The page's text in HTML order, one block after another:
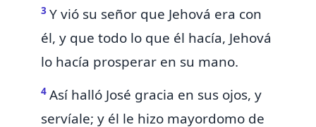
3 Y vió su señor que Jehová era con
él, y que todo lo que él hacía, Jehová
lo hacía prosperar en su mano.
4 Así halló José gracia en sus ojos, y
servíale; y él le hizo mayordomo de